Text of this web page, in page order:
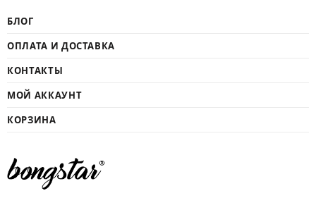
БЛОГ
ОПЛАТА И ДОСТАВКА
КОНТАКТЫ
МОЙ АККАУНТ
КОРЗИНА